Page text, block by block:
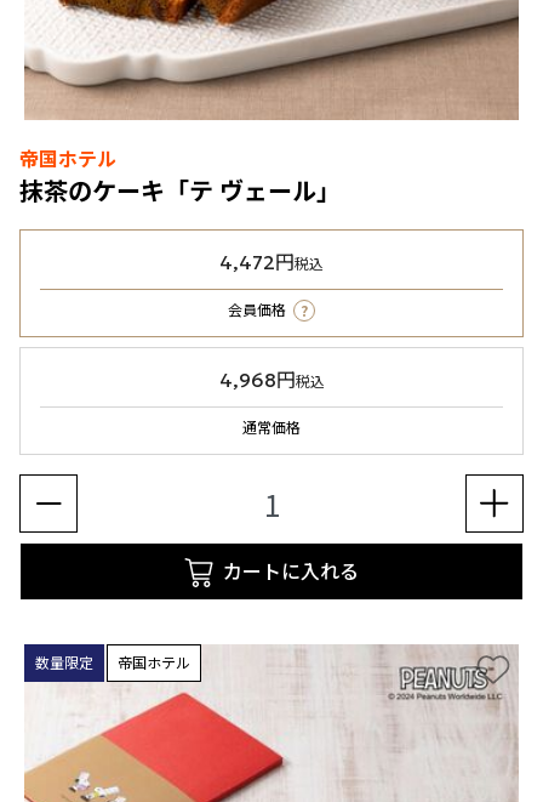
帝国ホテル
抹茶のケーキ「テ ヴェール」
4,472円税込
会員価格 ?
4,968円税込
通常価格
カートに入れる
数量限定 帝国ホテル